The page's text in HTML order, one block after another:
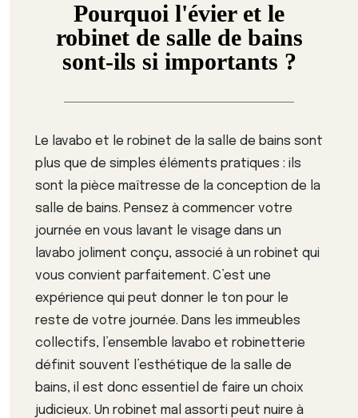
Pourquoi l'évier et le
robinet de salle de bains
sont-ils si importants ?
Le lavabo et le robinet de la salle de bains sont
plus que de simples éléments pratiques : ils
sont la pièce maîtresse de la conception de la
salle de bains. Pensez à commencer votre
journée en vous lavant le visage dans un
lavabo joliment conçu, associé à un robinet qui
vous convient parfaitement. C’est une
expérience qui peut donner le ton pour le
reste de votre journée. Dans les immeubles
collectifs, l’ensemble lavabo et robinetterie
définit souvent l’esthétique de la salle de
bains, il est donc essentiel de faire un choix
judicieux. Un robinet mal assorti peut nuire à